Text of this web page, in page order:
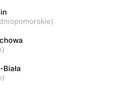
73
Pawła II 30
)
)
)